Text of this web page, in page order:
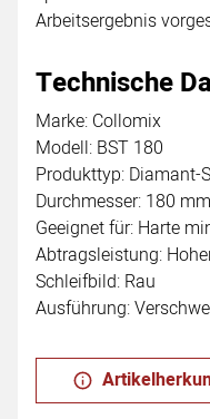
Arbeitsergebnis
Technische
Marke: Collomix
Modell: BST 180
Produkttyp: Diamant-
Durchmesser: 180 mm
Geeignet für: Harte
Abtragsleistung:
Schleifbild: Rau
Ausführung: